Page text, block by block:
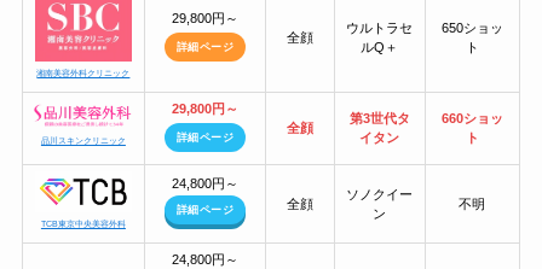
湘南美容外科クリニック
29,800円～
詳細ページ
全顔
ウルトラセ
ルQ＋
650ショッ
ト
品川スキンクリニック
29,800円～
詳細ページ
全顔
第3世代タ
イタン
660ショッ
ト
TCB東京中央美容外科
24,800円～
詳細ページ 全顔
ソノクイー
ン
不明
24,800円～